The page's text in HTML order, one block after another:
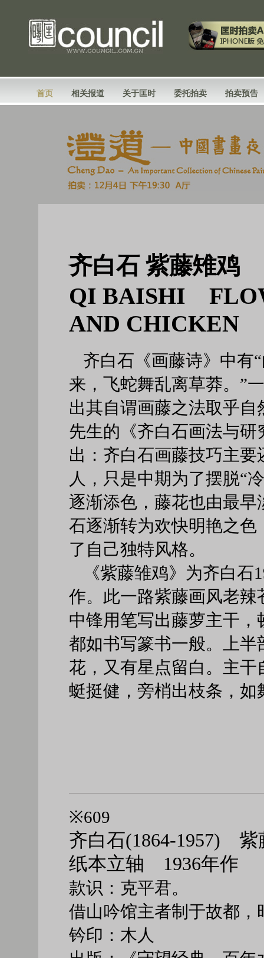
首页 相关报道 关于匡时 委托拍卖 拍卖预告
齐白石 紫藤雉鸡
QI BAISHI
AND CHICKEN
齐白石《画藤诗》中有
来，飞蛇舞乱离草莽。”
出其自谓画藤之法取乎自
先生的《齐白石画法与研
出：齐白石画藤技巧主要
人，只是中期为了摆脱“
逐渐添色，藤花也由最早
石逐渐转为欢快明艳之色
了自己独特风格。
《紫藤雏鸡》为齐白石
作。此一路紫藤画风老辣
中锋用笔写出藤萝主干，
都如书写篆书一般。上半
花，又有星点留白。主干
蜓挺健，旁梢出枝条，如
※609
齐白石(1864-1957) 紫
纸本立轴 1936年作
款识：克平君。
借山吟馆主者制于故都
钤印：木人